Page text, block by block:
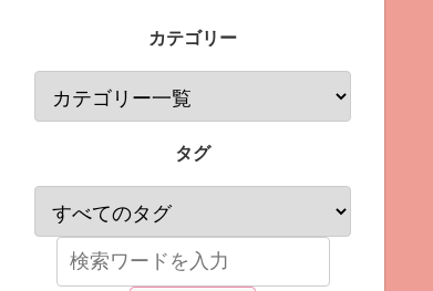
カテゴリー
タグ